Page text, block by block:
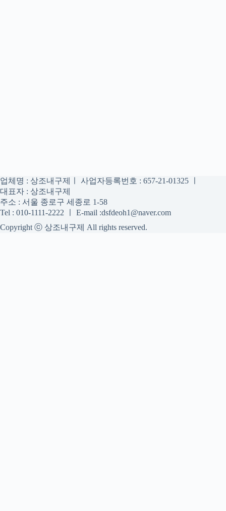
업체명 : 상조내구제ㅣ 사업자등록번호 : 657-21-01325 ㅣ
대표자 : 상조내구제
주소 : 서울 종로구 세종로 1-58
Tel : 010-1111-2222 ㅣ E-mail :dsfdeoh1@naver.com
Copyright ⓒ 상조내구제 All rights reserved.